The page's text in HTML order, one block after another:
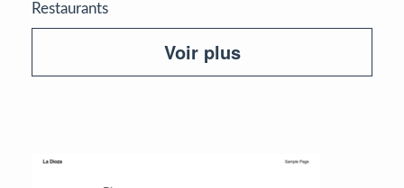
Restaurants
Voir plus